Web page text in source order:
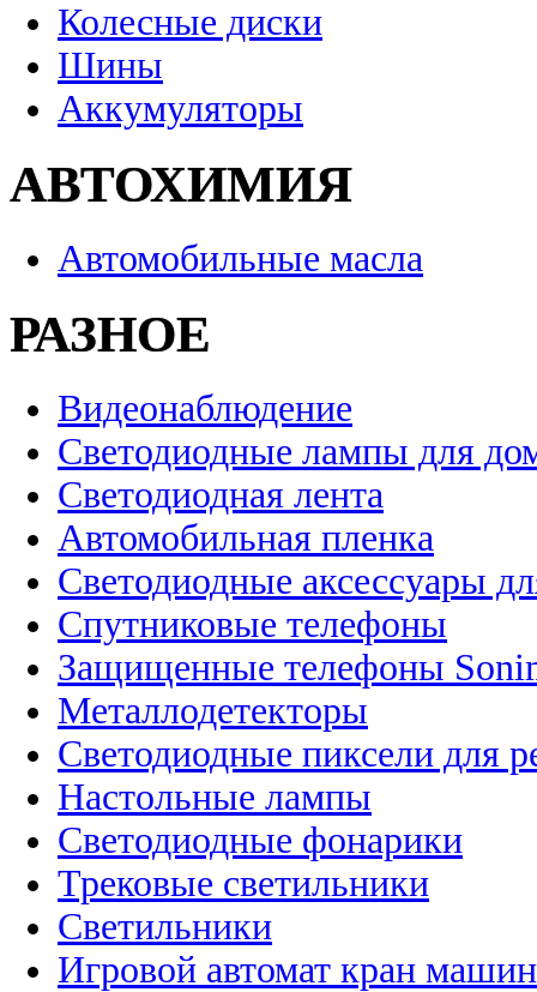
Колесные диски
Шины
Аккумуляторы
АВТОХИМИЯ
Автомобильные масла
РАЗНОЕ
Видеонаблюдение
Светодиодные лампы для
Светодиодная лента
Автомобильная пленка
Светодиодные аксессуары
Спутниковые телефоны
Защищенные телефоны
Металлодетекторы
Светодиодные пиксели для
Настольные лампы
Светодиодные фонарики
Трековые светильники
Светильники
Игровой автомат кран